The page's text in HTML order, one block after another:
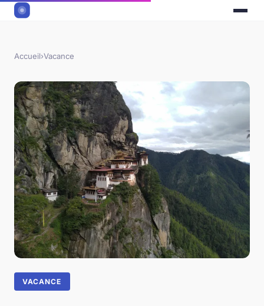
Accueil›Vacance
VACANCE